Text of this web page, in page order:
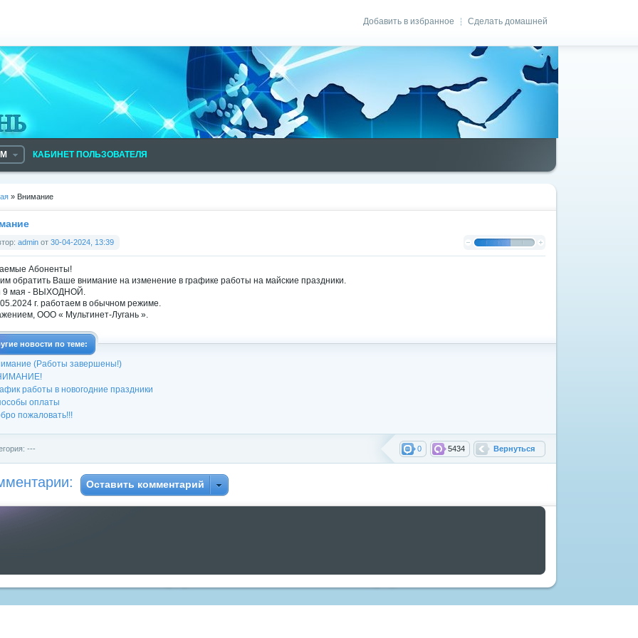
Сделать домашней
Добавить в избранное
КАБИНЕТ ПОЛЬЗОВАТЕЛЯ
» Внимание
admin от 30-04-2024, 13:39
Абоненты!
обратить Ваше внимание на изменение в графике работы на майские праздники.
9 мая - ВЫХОДНОЙ.
г. работаем в обычном режиме.
ООО « Мультинет-Лугань ».
новости по теме:
(Работы завершены!)
работы в новогодние праздники
оплаты
пожаловать!!!
Вернуться
5434
0
---
Оставить комментарий